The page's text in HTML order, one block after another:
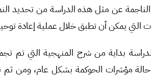
عن مثل هذه الدراسة من تحديد
التي يمكن أن تطبق خلال عملية إعادة
بداية من شرح المنهجية التي تم
مؤشرات الحوكمة بشكل عام، ومن